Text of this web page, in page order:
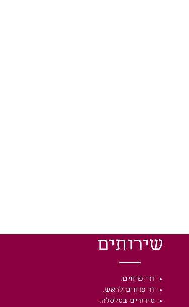
שירותים
זרי פרחים.
זר פרחים לראש.
סידורים בסלסלה.